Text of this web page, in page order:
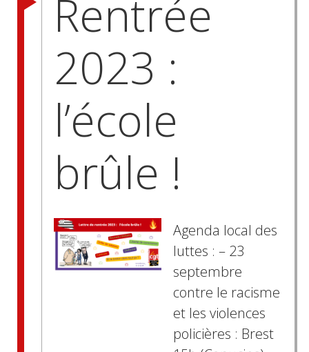
Rentrée
2023 :
l’école
brûle !
Agenda local des
luttes : – 23
septembre
contre le racisme
et les violences
policières : Brest